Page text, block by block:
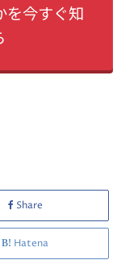
を今すぐ知
Share
Hatena